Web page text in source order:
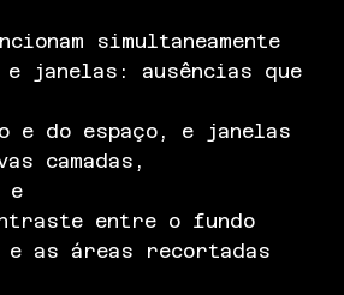
simultaneamente
e janelas: ausências que
e do espaço, e janelas
camadas,
e
entre o fundo
e as áreas recortadas